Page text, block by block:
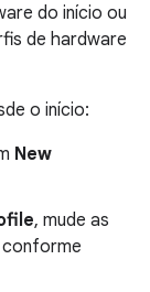
do início ou
de hardware
o início:
New
, mude as
conforme